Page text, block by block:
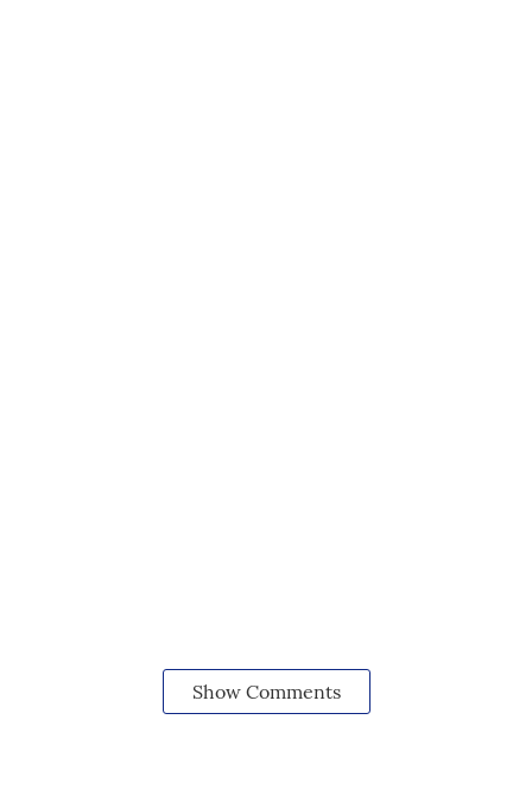
Show Comments